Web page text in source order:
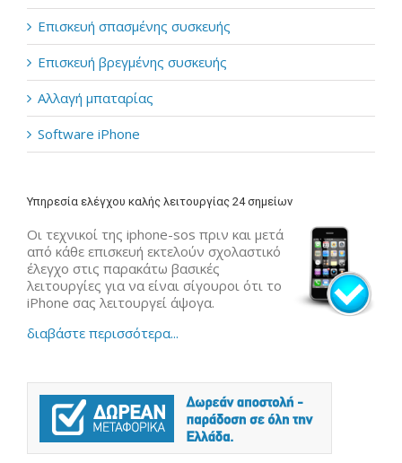
Επισκευή σπασμένης συσκευής
Επισκευή βρεγμένης συσκευής
Αλλαγή μπαταρίας
Software iPhone
Υπηρεσία ελέγχου καλής λειτουργίας 24 σημείων
Οι τεχνικοί της iphone-sos πριν και μετά
από κάθε επισκευή εκτελούν σχολαστικό
έλεγχο στις παρακάτω βασικές
λειτουργίες για να είναι σίγουροι ότι το
iPhone σας λειτουργεί άψογα.
διαβάστε περισσότερα...